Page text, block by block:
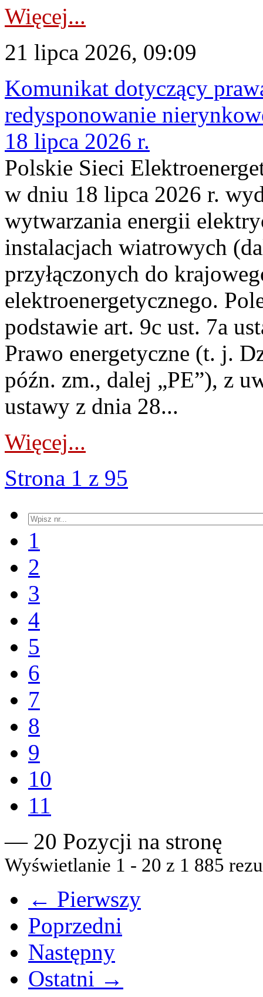
Więcej...
21 lipca 2026, 09:09
Komunikat dotyczący
redysponowanie
18 lipca 2026 r.
Polskie Sieci
w dniu 18 lipca 2026 r.
wytwarzania energii
instalacjach wiatrowych
przyłączonych do
elektroenergetycznego.
podstawie art. 9c ust. 7a
Prawo energetyczne (t. j.
późn. zm., dalej „PE”), z
ustawy z dnia 28...
Więcej...
Strona 1 z 95
1
2
3
4
5
6
7
8
9
10
11
— 20 Pozycji na stronę
Wyświetlanie 1 - 20 z 1 885
← Pierwszy
Poprzedni
Następny
Ostatni →